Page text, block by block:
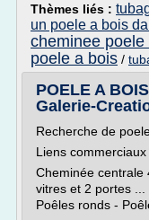
Thèmes liés :
un poele a bois
cheminee
poele a bois /
POELE A
Galerie-
Recherche de
Liens commerciaux
Cheminée centrale
vitres et 2 portes ...
Poêles ronds -